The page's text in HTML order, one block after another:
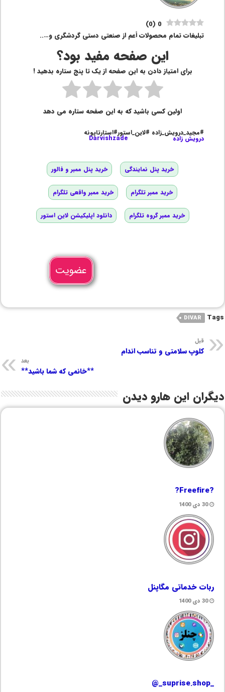
0
(
0
)
تبلیغات تمام محصولات أعم از صنعتی دستی گردشگری و…..
این صفحه مفید بود؟
برای امتیاز دادن به این صفحه از یک تا پنج ستاره بدهید !
اولین کسی باشید که به این صفحه ستاره می دهد
#مجید_درویش_زاده #لاین_استور#استارتاپونه
درویش زاده Darvishzade
خرید پنل نمایندگی خرید پنل ممبر و فالور
خرید ممبر تلگرام خرید ممبر واقعی تلگرام
خرید ممبر گروه تلگرام دانلود اپلیکیشن لاین استور
عضویت
Tags
DIVAR
قبل
کلوپ سلامتی و تناسب اندام
بعد
**خانمی که شما باشید**
دیگران این هارو دیدن
?Freefire?
30 دی 1400
ربات خدماتی مگاپنل
30 دی 1400
_suprise.shop_@